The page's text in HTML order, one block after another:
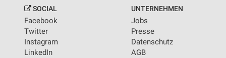
SOCIAL
Facebook
Twitter
Instagram
LinkedIn
UNTERNEHMEN
Jobs
Presse
Datenschutz
AGB